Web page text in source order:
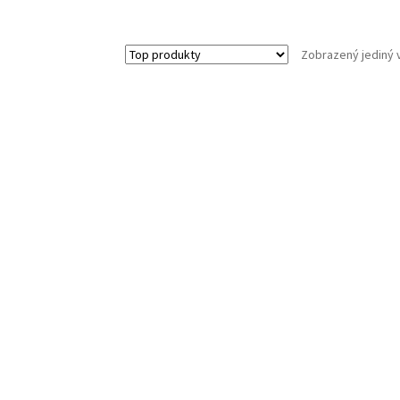
Zobrazený jediný